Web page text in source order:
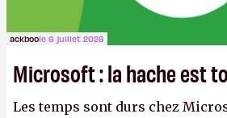
ackboole 6 juillet 2026
Microsoft : la hache est
Les temps sont durs chez